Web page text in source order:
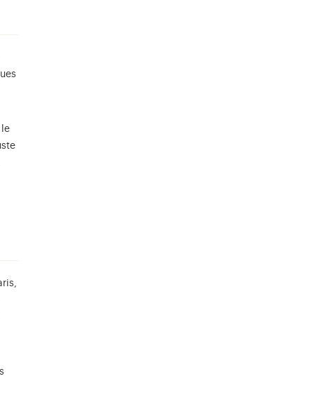
le